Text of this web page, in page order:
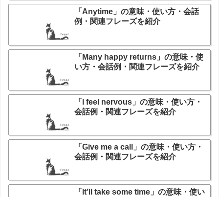
「Anytime」の意味・使い方・会話
例・関連フレーズを紹介
「Many happy returns」の意味・使
い方・会話例・関連フレーズを紹介
「I feel nervous」の意味・使い方・
会話例・関連フレーズを紹介
「Give me a call」の意味・使い方・
会話例・関連フレーズを紹介
「It’ll take some time」の意味・使い